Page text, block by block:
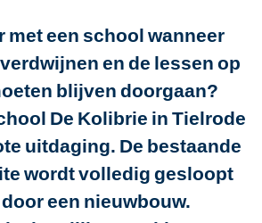
met een school wanneer
en de lessen op
blijven doorgaan?
De Kolibrie in Tielrode
uitdaging. De bestaande
wordt volledig gesloopt
een nieuwbouw.